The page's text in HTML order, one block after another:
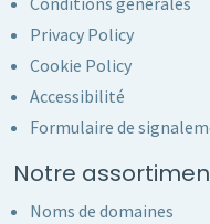
Privacy Policy
Cookie Policy
Accessibilité
Formulaire de
Notre
Noms de domaines